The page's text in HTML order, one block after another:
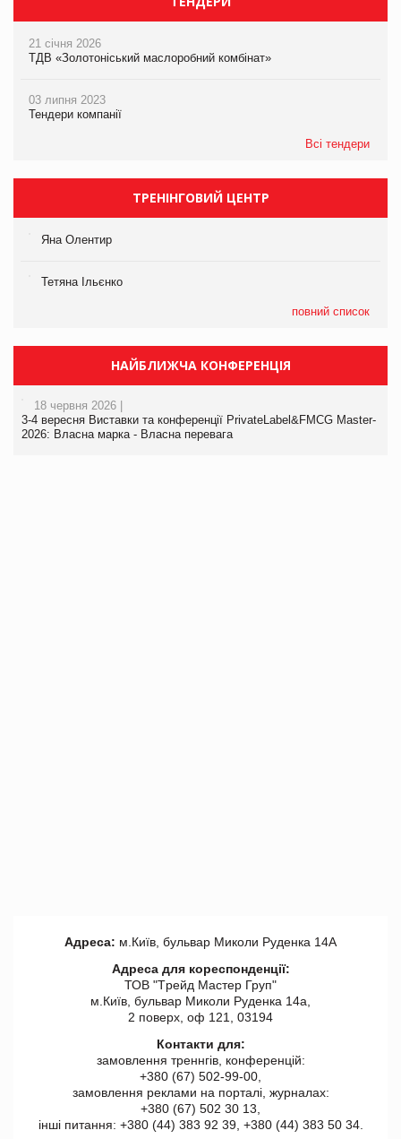
21 січня 2026
ТДВ «Золотоніський маслоробний комбінат»
03 липня 2023
Тендери компанії
Всі тендери
ТРЕНІНГОВИЙ ЦЕНТР
Яна Олентир
Тетяна Ільєнко
повний список
НАЙБЛИЖЧА КОНФЕРЕНЦІЯ
18 червня 2026 |
3-4 вересня Виставки та конференції PrivateLabel&FMCG Master-
2026: Власна марка - Власна перевага
Адреса: м.Київ, бульвар Миколи Руденка 14А
Адреса для кореспонденції:
ТОВ "Tрейд Мастер Груп"
м.Київ, бульвар Миколи Руденка 14а,
2 поверх, оф 121, 03194
Контакти для:
замовлення треннгів, конференцій:
+380 (67) 502-99-00,
замовлення реклами на порталі, журналах:
+380 (67) 502 30 13,
інші питання: +380 (44) 383 92 39, +380 (44) 383 50 34.